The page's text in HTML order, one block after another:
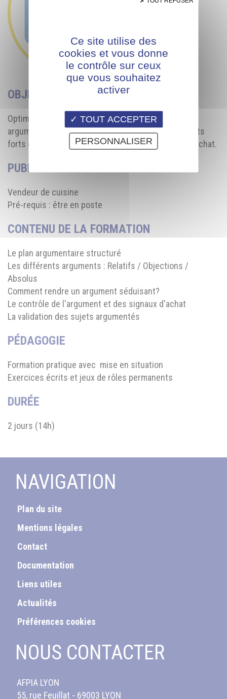
OBJECTIF
Optimiser la réussite d’une vente grâce à une
argumentation claire, précise, concise, avec des mots
forts qui engendrent la compréhension et l'envie d'achat.
PUBLIC
Vendeur de cuisine
Pré-requis : être en poste
CONTENU DE LA FORMATION
Le plan argumentaire structuré
Les différents arguments : Relatifs / Objections /
Absolus
Comment rendre un argument séduisant?
Le contrôle de l'argument et des signaux d'achat
La validation des sujets argumentés
PÉDAGOGIE
Formation pratique avec mise en situation
Exercices écrits et jeux de rôles permanents
DURÉE
2 jours (14h)
NAVIGATION
Plan du site
Mentions légales
Contact
Documentation
Liens utiles
Actualités
Préférences cookies
NOUS CONTACTER
AFPIA LYON
55, rue Feuillat - 69003 LYON
Ce site utilise des
cookies et vous donne
le contrôle sur ceux
que vous souhaitez
activer
TOUT ACCEPTER
PERSONNALISER